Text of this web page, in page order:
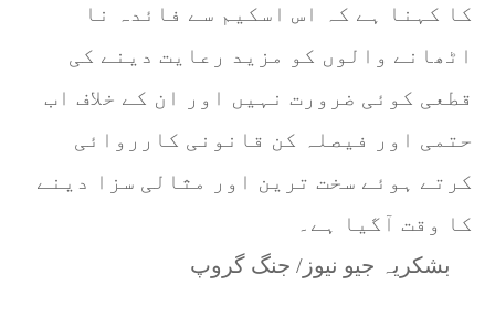
کا کہنا ہے کہ اس اسکیم سے فائدہ نا
اٹھانے والوں کو مزید رعایت دینے کی
قطعی کوئی ضرورت نہیں اور ان کے خلاف اب
حتمی اور فیصلہ کن قانونی کارروائی
کرتے ہوئے سخت ترین اور مثالی سزا دینے
کا وقت آگیا ہے۔